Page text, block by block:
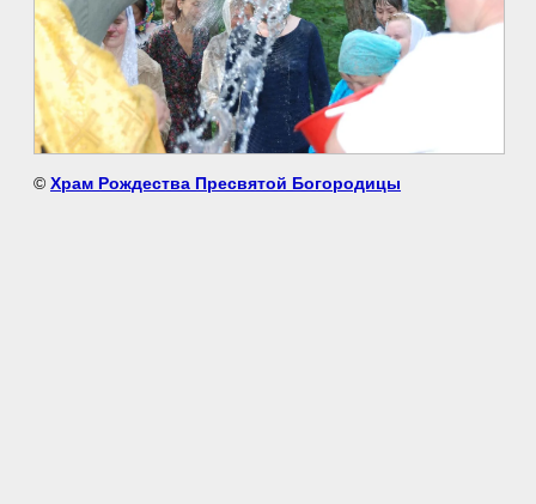
© Храм Рождества Пресвятой Богородицы